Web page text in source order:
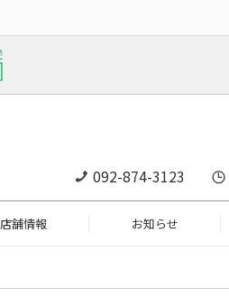
092-874-3123
店舗情報 お知らせ